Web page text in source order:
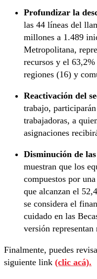
Profundizar la
las 44 líneas del
millones a 1.489
Metropolitana,
recursos y el
regiones (16) y
Reactivación del
trabajo,
trabajadoras, a
asignaciones
Disminución de
muestran que los
compuestos por
que alcanzan el
se considera el
cuidado en las
versión
Finalmente, puedes
siguiente link (clic acá).